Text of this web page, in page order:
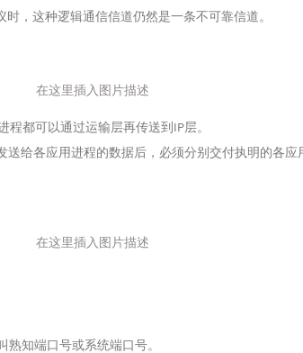
，这种逻辑通信信道仍然是一条不可靠信道。
在这里插入图片描述
都可以通过运输层再传送到IP层。
送给各应用进程的数据后，必须分别交付执明的各应
在这里插入图片描述
知端口号或系统端口号。